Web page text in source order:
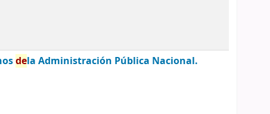
dela Administración Pública Nacional.